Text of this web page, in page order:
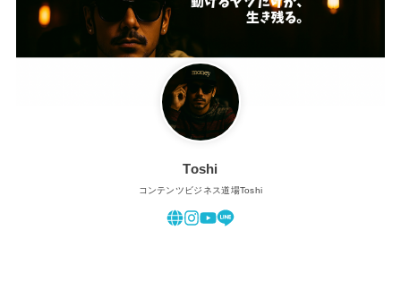
Toshi
コンテンツビジネス道場Toshi